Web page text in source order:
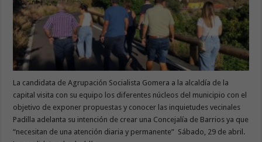
La candidata de Agrupación Socialista Gomera a la alcaldía de la
capital visita con su equipo los diferentes núcleos del municipio con el
objetivo de exponer propuestas y conocer las inquietudes vecinales
Padilla adelanta su intención de crear una Concejalía de Barrios ya que
“necesitan de una atención diaria y permanente” Sábado, 29 de abril.